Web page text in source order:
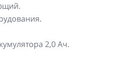
2,0 Ач.